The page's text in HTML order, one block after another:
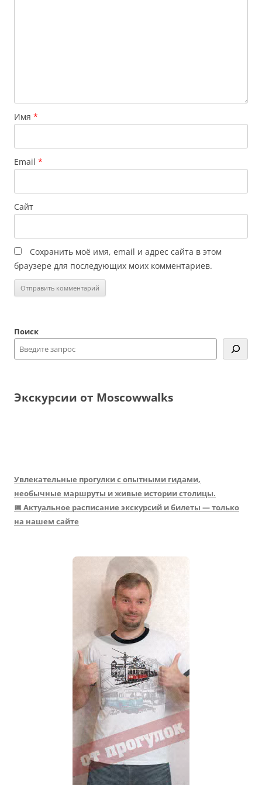
Имя *
Email *
Сайт
Сохранить моё имя, email и адрес сайта в этом
браузере для последующих моих комментариев.
Поиск
Экскурсии от Moscowwalks
Увлекательные прогулки с опытными гидами,
необычные маршруты и живые истории столицы.
📅 Актуальное расписание экскурсий и билеты — только
на нашем сайте